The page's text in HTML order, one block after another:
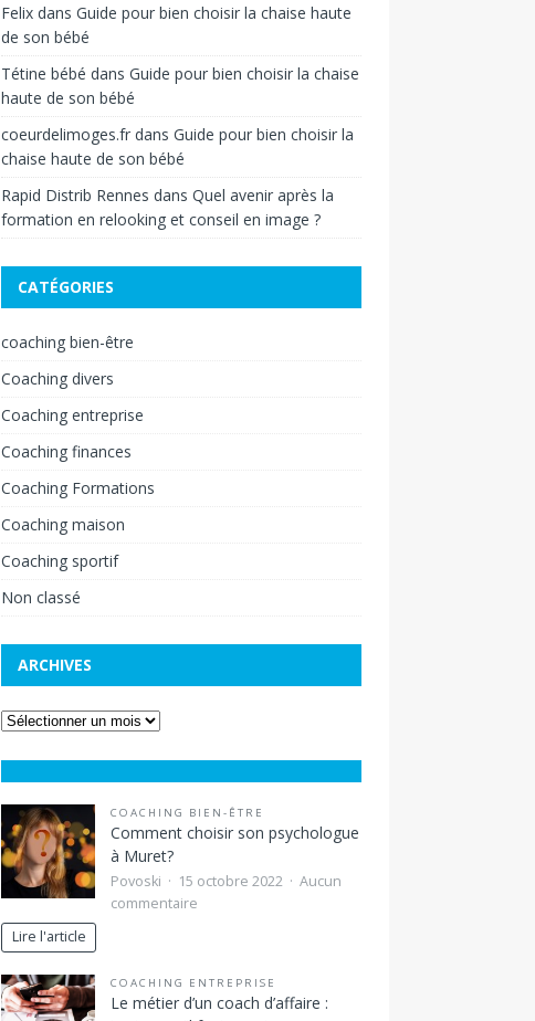
Felixdans Guide pour bien choisir la chaise haute
de son bébé
Tétine bébé dans Guide pour bien choisir la chaise
haute de son bébé
coeurdelimoges.frdans Guide pour bien choisir la
chaise haute de son bébé
Rapid Distrib Rennes dans Quel avenir après la
formation en relooking et conseil en image ?
CATÉGORIES
coaching bien-être
Coaching divers
Coaching entreprise
Coaching finances
Coaching Formations
Coaching maison
Coaching sportif
Non classé
ARCHIVES
COACHING BIEN-ÊTRE
Comment choisir son psychologue
à Muret?
Povoski 15 octobre 2022
Aucun
commentaire
Lire l'article
COACHING ENTREPRISE
Le métier d’un coach d’affaire :